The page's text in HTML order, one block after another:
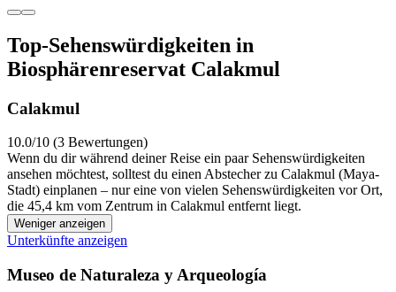
Top-Sehenswürdigkeiten in
Biosphärenreservat Calakmul
Calakmul
10.0/10 (3 Bewertungen)
Wenn du dir während deiner Reise ein paar Sehenswürdigkeiten
ansehen möchtest, solltest du einen Abstecher zu Calakmul (Maya-
Stadt) einplanen – nur eine von vielen Sehenswürdigkeiten vor Ort,
die 45,4 km vom Zentrum in Calakmul entfernt liegt.
Weniger anzeigen
Unterkünfte anzeigen
Museo de Naturaleza y Arqueología